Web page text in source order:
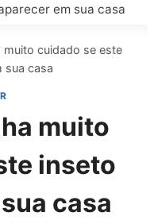
em sua casa
muito cuidado se este
sua casa
muito
inseto
casa